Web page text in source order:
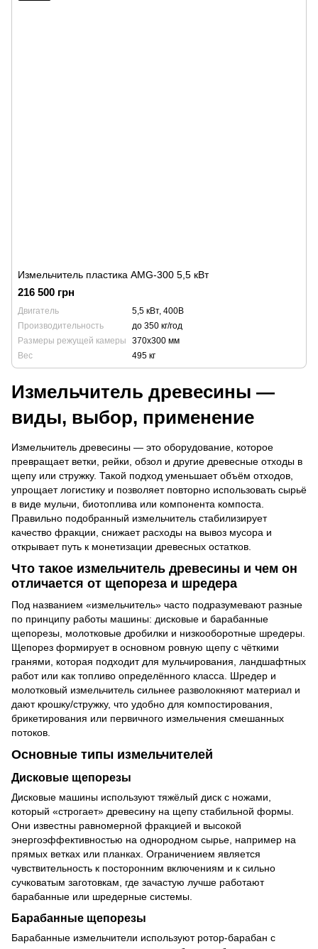
Измельчитель пластика AMG-300 5,5 кВт
216 500 грн
Двигатель
5,5 кВт, 400В
Производительность
до 350 кг/год
Размеры режущей камеры
370x300 мм
Вес
495 кг
Измельчитель древесины —
виды, выбор, применение
Измельчитель древесины — это оборудование, которое
превращает ветки, рейки, обзол и другие древесные отходы в
щепу или стружку. Такой подход уменьшает объём отходов,
упрощает логистику и позволяет повторно использовать сырьё
в виде мульчи, биотоплива или компонента компоста.
Правильно подобранный измельчитель стабилизирует
качество фракции, снижает расходы на вывоз мусора и
открывает путь к монетизации древесных остатков.
Что такое измельчитель древесины и чем он
отличается от щепореза и шредера
Под названием «измельчитель» часто подразумевают разные
по принципу работы машины: дисковые и барабанные
щепорезы, молотковые дробилки и низкооборотные шредеры.
Щепорез формирует в основном ровную щепу с чёткими
гранями, которая подходит для мульчирования, ландшафтных
работ или как топливо определённого класса. Шредер и
молотковый измельчитель сильнее разволокняют материал и
дают крошку/стружку, что удобно для компостирования,
брикетирования или первичного измельчения смешанных
потоков.
Основные типы измельчителей
Дисковые щепорезы
Дисковые машины используют тяжёлый диск с ножами,
который «строгает» древесину на щепу стабильной формы.
Они известны равномерной фракцией и высокой
энергоэффективностью на однородном сырье, например на
прямых ветках или планках. Ограничением является
чувствительность к посторонним включениям и к сильно
сучковатым заготовкам, где зачастую лучше работают
барабанные или шредерные системы.
Барабанные щепорезы
Барабанные измельчители используют ротор-барабан с